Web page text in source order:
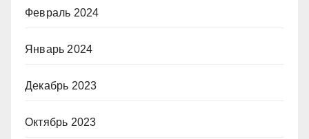
Февраль 2024
Январь 2024
Декабрь 2023
Октябрь 2023